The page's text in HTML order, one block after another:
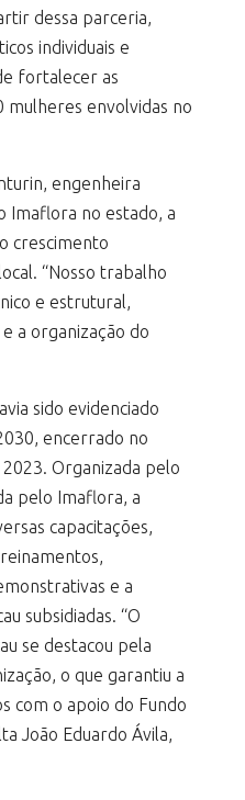
dessa parceria,
individuais e
fortalecer as
mulheres envolvidas no
engenheira
Imaflora no estado, a
crescimento
“Nosso trabalho
e estrutural,
a organização do
sido evidenciado
encerrado no
Organizada pelo
pelo Imaflora, a
capacitações,
e a
subsidiadas. “O
se destacou pela
o que garantiu a
com o apoio do Fundo
João Eduardo Ávila,